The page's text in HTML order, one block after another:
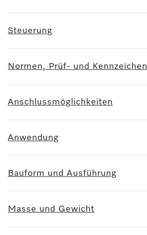
Steuerung
Normen, Prüf- und Kennzeichen
Anschlussmöglichkeiten
Anwendung
Bauform und Ausführung
Masse und Gewicht